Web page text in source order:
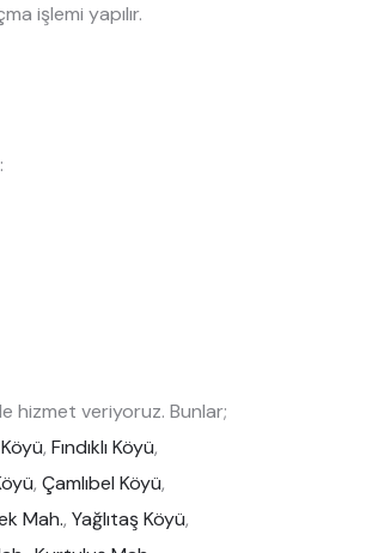
işlemi yapılır.
hizmet veriyoruz. Bunlar;
, Fındıklı Köyü,
, Çamlıbel Köyü,
Mah., Yağlıtaş Köyü,